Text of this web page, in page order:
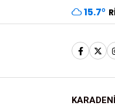
15.7°